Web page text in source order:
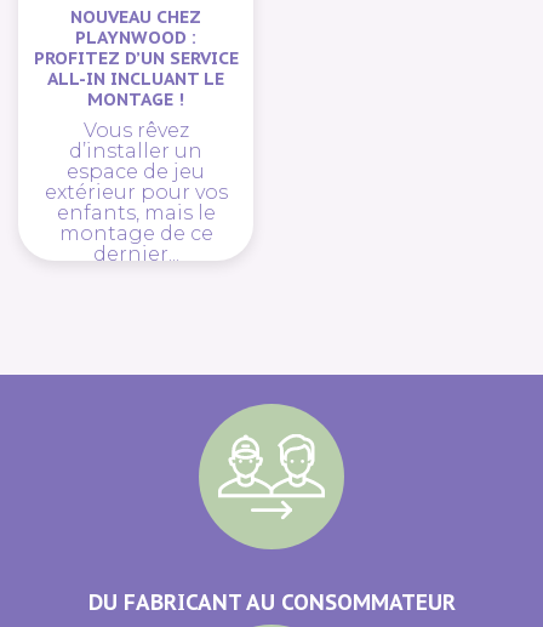
NOUVEAU CHEZ
PLAYNWOOD :
PROFITEZ D’UN SERVICE
ALL-IN INCLUANT LE
MONTAGE !
Vous rêvez
d’installer un
espace de jeu
extérieur pour vos
enfants, mais le
montage de ce
dernier...
DU FABRICANT AU CONSOMMATEUR